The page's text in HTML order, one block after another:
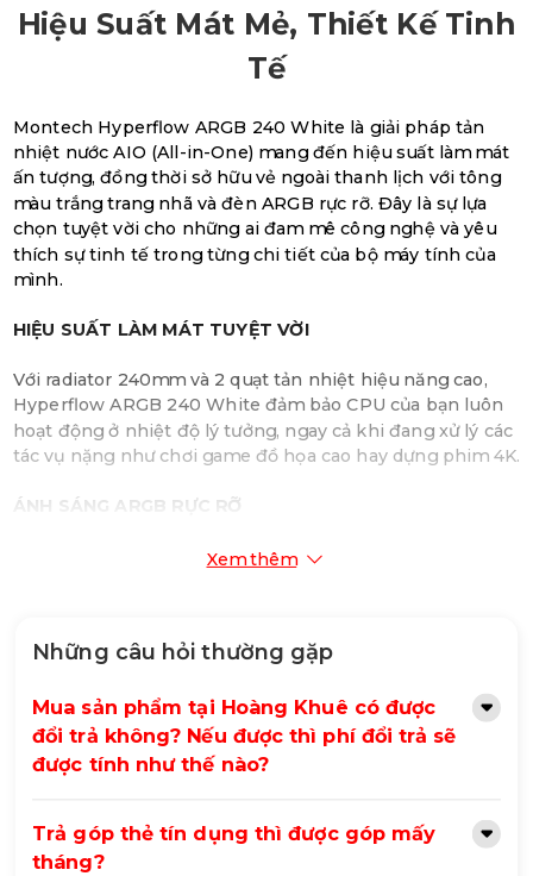
Hiệu Suất Mát Mẻ, Thiết Kế Tinh
Tế
Montech Hyperflow ARGB 240 White là giải pháp tản
nhiệt nước AIO (All-in-One) mang đến hiệu suất làm mát
ấn tượng, đồng thời sở hữu vẻ ngoài thanh lịch với tông
màu trắng trang nhã và đèn ARGB rực rỡ. Đây là sự lựa
chọn tuyệt vời cho những ai đam mê công nghệ và yêu
thích sự tinh tế trong từng chi tiết của bộ máy tính của
mình.
HIỆU SUẤT LÀM MÁT TUYỆT VỜI
Với radiator 240mm và 2 quạt tản nhiệt hiệu năng cao,
Hyperflow ARGB 240 White đảm bảo CPU của bạn luôn
hoạt động ở nhiệt độ lý tưởng, ngay cả khi đang xử lý các
tác vụ nặng như chơi game đồ họa cao hay dựng phim 4K.
ÁNH SÁNG ARGB RỰC RỠ
Hệ thống đèn ARGB trên block CPU và quạt tạo ra hiệu
hàng triệu màu sắc khác nhau.
THIẾT KẾ TINH TẾ, THANH LỊCH
Hyperflow ARGB 240 White được chế tác từ những vật
liệu cao cấp, mang đến vẻ đẹp thanh lịch và độ bền vượt
kém phần tinh tế, phù hợp với nhiều phong cách build
PC khác nhau.
Xem thêm
Những câu hỏi thường gặp
Mua sản phẩm tại Hoàng Khuê có được
đổi trả không? Nếu được thì phí đổi trả sẽ
được tính như thế nào?
Trả góp thẻ tín dụng thì được góp mấy
tháng?